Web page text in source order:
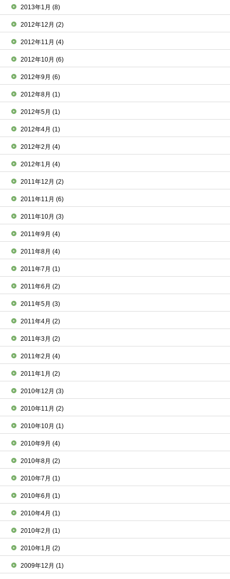
2013年1月(8)
2012年12月(2)
2012年11月(4)
2012年10月(6)
2012年9月(6)
2012年8月(1)
2012年5月(1)
2012年4月(1)
2012年2月(4)
2012年1月(4)
2011年12月(2)
2011年11月(6)
2011年10月(3)
2011年9月(4)
2011年8月(4)
2011年7月(1)
2011年6月(2)
2011年5月(3)
2011年4月(2)
2011年3月(2)
2011年2月(4)
2011年1月(2)
2010年12月(3)
2010年11月(2)
2010年10月(1)
2010年9月(4)
2010年8月(2)
2010年7月(1)
2010年6月(1)
2010年4月(1)
2010年2月(1)
2010年1月(2)
2009年12月(1)